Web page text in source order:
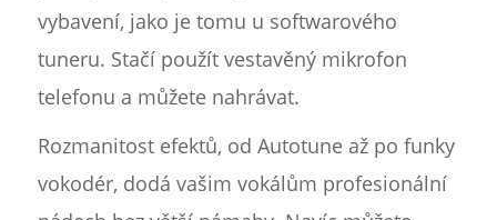
vybavení, jako je tomu u softwarového
tuneru. Stačí použít vestavěný mikrofon
telefonu a můžete nahrávat.
Rozmanitost efektů, od Autotune až po funky
vokodér, dodá vašim vokálům profesionální